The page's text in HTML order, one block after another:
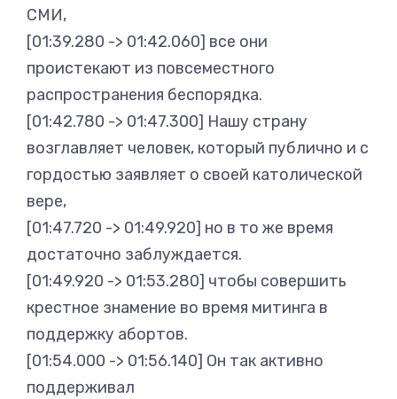
СМИ,
[01:39.280 -> 01:42.060] все они
проистекают из повсеместного
распространения беспорядка.
[01:42.780 -> 01:47.300] Нашу страну
возглавляет человек, который публично и с
гордостью заявляет о своей католической
вере,
[01:47.720 -> 01:49.920] но в то же время
достаточно заблуждается.
[01:49.920 -> 01:53.280] чтобы совершить
крестное знамение во время митинга в
поддержку абортов.
[01:54.000 -> 01:56.140] Он так активно
поддерживал